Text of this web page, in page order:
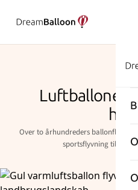
Luftballonens
Over to århundreders
sportsflyvning til